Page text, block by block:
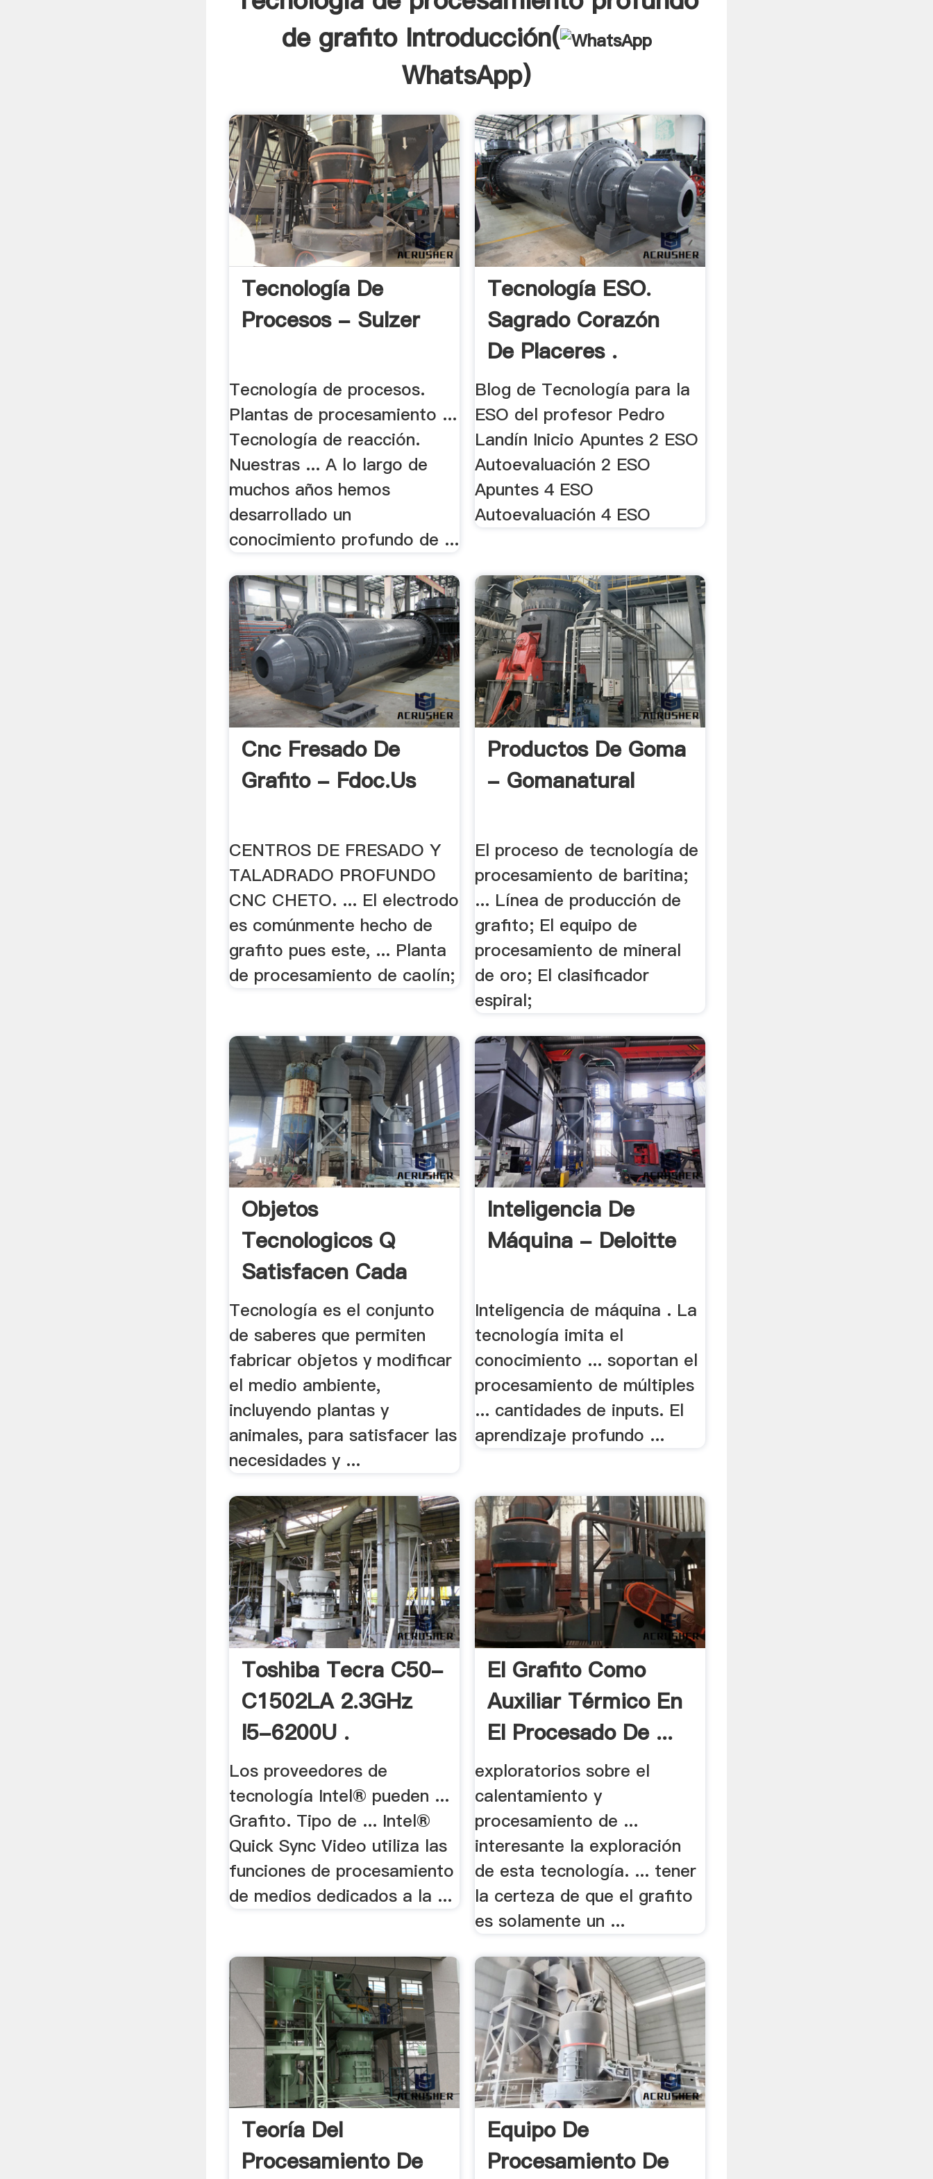
de grafito Introducción(
WhatsApp)
Tecnología De
Procesos - Sulzer
Tecnología de procesos.
Plantas de procesamiento ...
Tecnología de reacción.
Nuestras ... A lo largo de
muchos años hemos
desarrollado un
conocimiento profundo de ...
Tecnología ESO.
Sagrado Corazón
De Placeres .
Blog de Tecnología para la
ESO del profesor Pedro
Landín Inicio Apuntes 2 ESO
Autoevaluación 2 ESO
Apuntes 4 ESO
Autoevaluación 4 ESO
Cnc Fresado De
Grafito - Fdoc.us
CENTROS DE FRESADO Y
TALADRADO PROFUNDO
CNC CHETO. ... El electrodo
es comúnmente hecho de
grafito pues este, ... Planta
de procesamiento de caolín;
Productos De Goma
- Gomanatural
El proceso de tecnología de
procesamiento de baritina;
... Línea de producción de
grafito; El equipo de
procesamiento de mineral
de oro; El clasificador
espiral;
Objetos
Tecnologicos Q
Satisfacen Cada
Una De Las ...
Tecnología es el conjunto
de saberes que permiten
fabricar objetos y modificar
el medio ambiente,
incluyendo plantas y
animales, para satisfacer las
necesidades y ...
Inteligencia De
Máquina - Deloitte
Inteligencia de máquina . La
tecnología imita el
conocimiento ... soportan el
procesamiento de múltiples
... cantidades de inputs. El
aprendizaje profundo ...
Toshiba Tecra C50-
C1502LA 2.3GHz
I5-6200U .
Los proveedores de
tecnología Intel® pueden ...
Grafito. Tipo de ... Intel®
Quick Sync Video utiliza las
funciones de procesamiento
de medios dedicados a la ...
El Grafito Como
Auxiliar Térmico En
El Procesado De ...
exploratorios sobre el
calentamiento y
procesamiento de ...
interesante la exploración
de esta tecnología. ... tener
la certeza de que el grafito
es solamente un ...
Teoría Del
Procesamiento De
Equipo De
Procesamiento De